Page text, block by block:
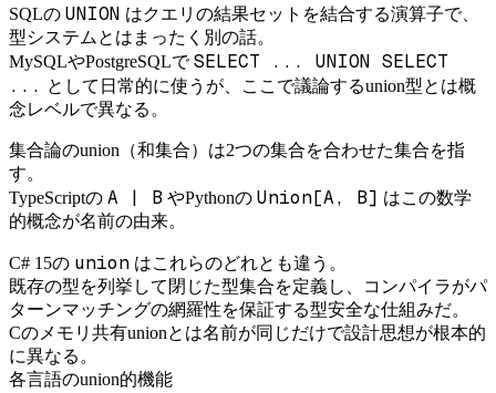
SQLの UNION はクエリの結果セットを結合する演算子で、
型システムとはまったく別の話。
MySQLやPostgreSQLでSELECT ... UNION SELECT
... として日常的に使うが、ここで議論するunion型とは概
念レベルで異なる。
集合論のunion（和集合）は2つの集合を合わせた集合を指
す。
TypeScriptの A | B やPythonの Union[A, B] はこの数学
的概念が名前の由来。
C# 15の union はこれらのどれとも違う。
既存の型を列挙して閉じた型集合を定義し、コンパイラがパ
ターンマッチングの網羅性を保証する型安全な仕組みだ。
Cのメモリ共有unionとは名前が同じだけで設計思想が根本的
に異なる。
各言語のunion的機能